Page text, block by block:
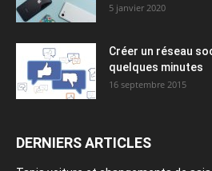
5 janvier 2020
Créer un réseau
quelques minutes
16 septembre 2015
DERNIERS ARTICLES